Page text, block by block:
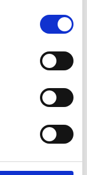
SUV Peaq